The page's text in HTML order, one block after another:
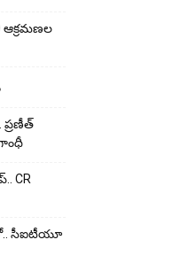
ఆక్రమణల
ప్రణీత్
CR
సీఐటీయూ